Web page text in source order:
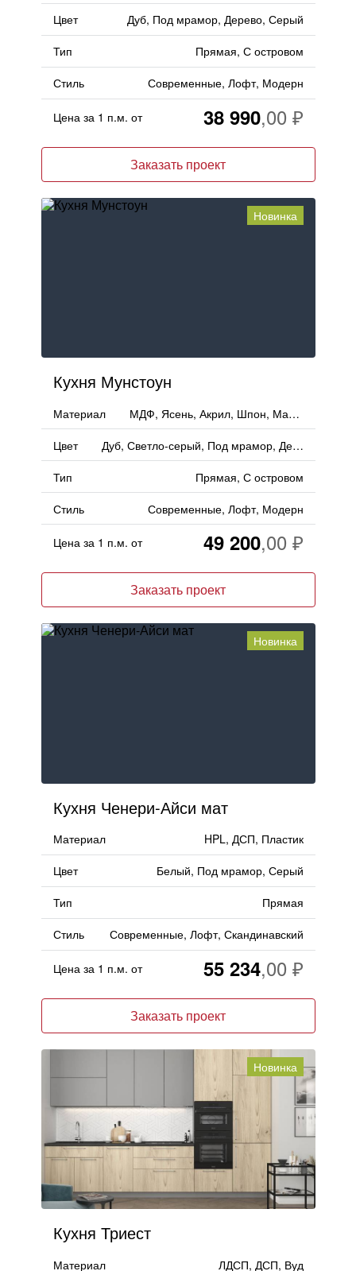
Цвет
Дуб, Под мрамор, Дерево, Серый
Тип
Прямая, С островом
Стиль
Современные, Лофт, Модерн
Цена за 1 п.м. от 38 990
Заказать проект
Новинка
Кухня Мунстоун
Материал
МДФ, Ясень, Акрил, Шпон, Массив, Fenix, Пластик
Цвет
Дуб, Светло-серый, Под мрамор, Дерево
Тип
Прямая, С островом
Стиль
Современные, Лофт, Модерн
Цена за 1 п.м. от 49 200
Заказать проект
Новинка
Кухня Ченери-Айси мат
Материал
HPL, ДСП, Пластик
Цвет
Белый, Под мрамор, Серый
Тип
Прямая
Стиль
Современные, Лофт, Скандинавский
Цена за 1 п.м. от 55 234
Заказать проект
Новинка
Кухня Триест
Материал ЛДСП, ДСП, Вуд